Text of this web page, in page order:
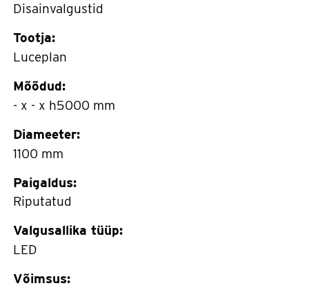
Disainvalgustid
Tootja:
Luceplan
Mõõdud:
- x - x h5000 mm
Diameeter:
1100 mm
Paigaldus:
Riputatud
Valgusallika tüüp:
LED
Võimsus: